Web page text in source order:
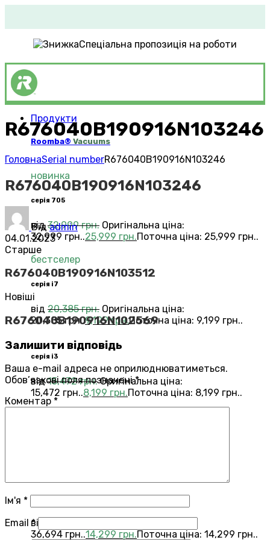
Спеціальна пропозиція на роботи
Продукти
Roomba® Vacuums
новинка
серія 705
від32,999грн. Оригінальна ціна:
32,999 грн..25,999 грн.Поточна ціна: 25,999 грн..
бестселер
серія i7
від 20,385грн. Оригінальна ціна:
20,385 грн..9,199грн.Поточна ціна: 9,199 грн..
серія i3
від15,472грн. Оригінальна ціна:
15,472 грн..8,199 грн.Поточна ціна: 8,199 грн..
від
36,694 грн..14,299 грн.Поточна ціна: 14,299 грн..
R676040B190916N103246
ГоловнаSerial numberR676040B190916N103246
R676040B190916N103246
Відadmin
04.01.2023
Старше
R676040B190916N103512
Новіші
R676040B190916N102569
Залишити відповідь
Ваша e-mail адреса не оприлюднюватиметься.
Обов’язкові поля позначені*
Коментар *
Ім'я *
Email *